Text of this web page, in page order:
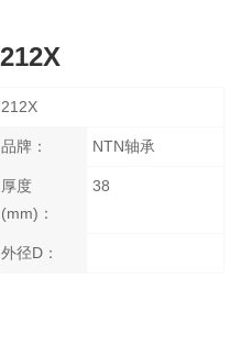
品牌： NTN轴承
厚度
(mm)：
38
外径D：